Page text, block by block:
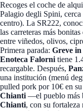
Recoges el coche de
Palagio degli Spini,
centro). La SR222,
las carreteras más
entre viñedos, olivos,
Primera parada: Greve
Enoteca Falorni tiene
recargable. Después,
una institución (menú
pulled pork por 10€ en
Chianti —el pueblo más
Chianti, con su